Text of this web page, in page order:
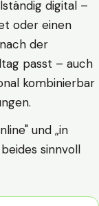
digital –
oder einen
der
passt – auch
kombinierbar
und „in
sinnvoll